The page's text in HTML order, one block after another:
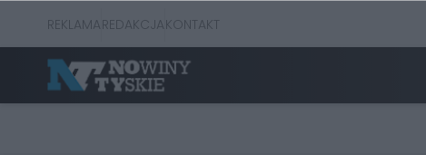
REKLAMAREDAKCJAKONTAKT